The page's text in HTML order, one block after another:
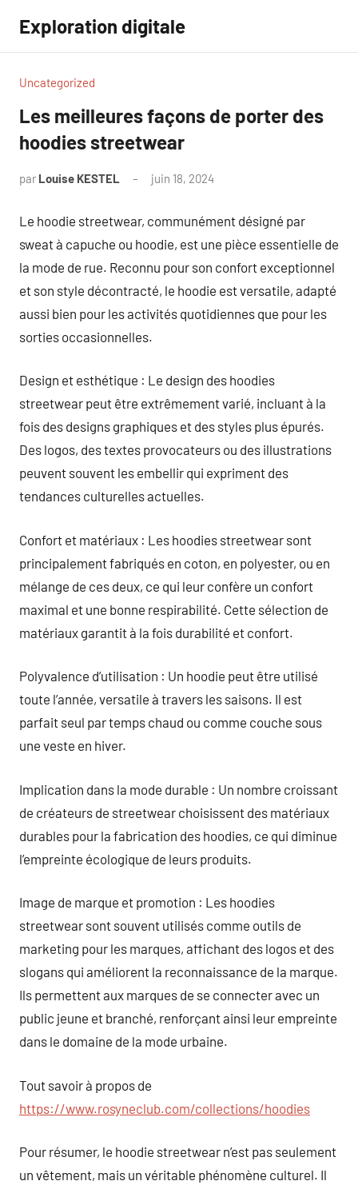
contenu
Exploration digitale
Uncategorized
Les meilleures façons de porter des
hoodies streetwear
par Louise KESTEL juin 18, 2024
Le hoodie streetwear, communément désigné par
sweat à capuche ou hoodie, est une pièce essentielle de
la mode de rue. Reconnu pour son confort exceptionnel
et son style décontracté, le hoodie est versatile, adapté
aussi bien pour les activités quotidiennes que pour les
sorties occasionnelles.
Design et esthétique : Le design des hoodies
streetwear peut être extrêmement varié, incluant à la
fois des designs graphiques et des styles plus épurés.
Des logos, des textes provocateurs ou des illustrations
peuvent souvent les embellir qui expriment des
tendances culturelles actuelles.
Confort et matériaux : Les hoodies streetwear sont
principalement fabriqués en coton, en polyester, ou en
mélange de ces deux, ce qui leur confère un confort
maximal et une bonne respirabilité. Cette sélection de
matériaux garantit à la fois durabilité et confort.
Polyvalence d’utilisation : Un hoodie peut être utilisé
toute l’année, versatile à travers les saisons. Il est
parfait seul par temps chaud ou comme couche sous
une veste en hiver.
Implication dans la mode durable : Un nombre croissant
de créateurs de streetwear choisissent des matériaux
durables pour la fabrication des hoodies, ce qui diminue
l’empreinte écologique de leurs produits.
Image de marque et promotion : Les hoodies
streetwear sont souvent utilisés comme outils de
marketing pour les marques, affichant des logos et des
slogans qui améliorent la reconnaissance de la marque.
Ils permettent aux marques de se connecter avec un
public jeune et branché, renforçant ainsi leur empreinte
dans le domaine de la mode urbaine.
Tout savoir à propos de
https://www.rosyneclub.com/collections/hoodies
Pour résumer, le hoodie streetwear n’est pas seulement
un vêtement, mais un véritable phénomène culturel. Il